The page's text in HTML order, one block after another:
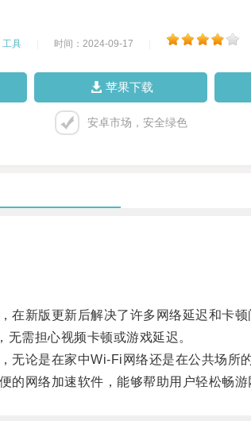
工具 时间：2024-09-17
苹果下载
安卓市场，安全绿色
新版更新后解决了许多网络延迟和卡顿
需担心视频卡顿或游戏延迟。
论是在家中Wi-Fi网络还是在公共场所的
网络加速软件，能够帮助用户轻松畅游